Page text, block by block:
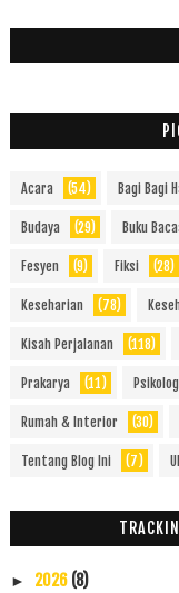
Acara (54) Bagi Bagi
Budaya (29) Buku
Fesyen (9) Fiksi (28)
Keseharian (78)
Kisah Perjalanan (118)
Prakarya (11)
Rumah & Interior (30)
Tentang Blog Ini (7)
► 2026 (8)